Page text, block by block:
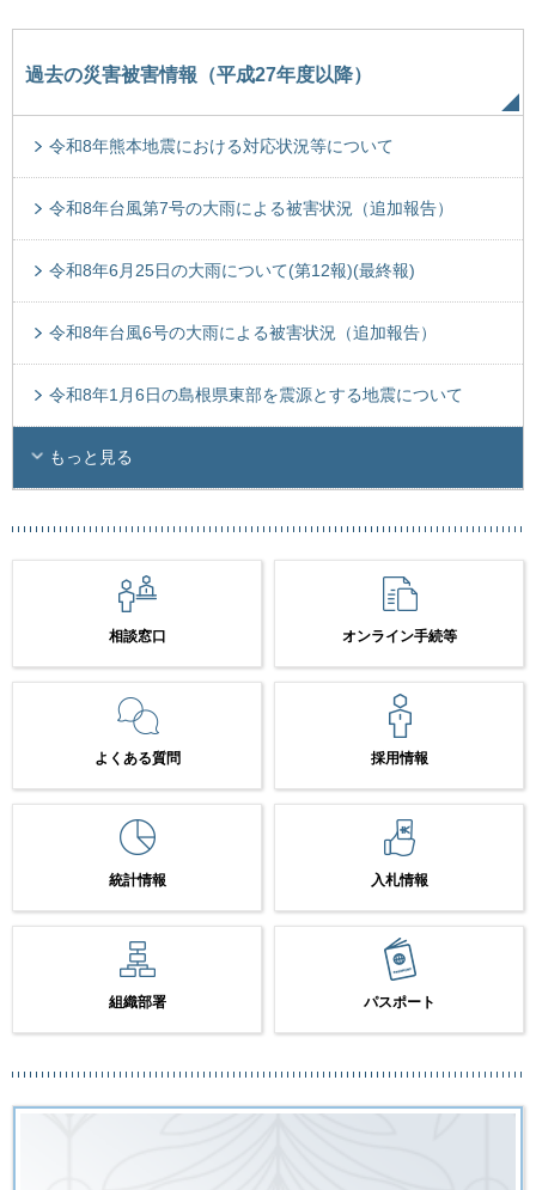
過去の災害被害情報（平成27年度以降）
令和8年熊本地震における対応状況等について
令和8年台風第7号の大雨による被害状況（追加報告）
令和8年6月25日の大雨について(第12報)(最終報)
令和8年台風6号の大雨による被害状況（追加報告）
令和8年1月6日の島根県東部を震源とする地震について
もっと見る
相談窓口 オンライン手続等
よくある質問 採用情報
統計情報 入札情報
組織部署 パスポート